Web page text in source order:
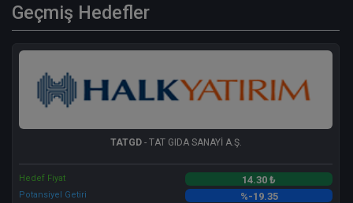
Geçmiş Hedefler
TATGD- TAT GIDA SANAYİ A.Ş.
Hedef Fiyat 14.30 ₺
Potansiyel Getiri %-19.35